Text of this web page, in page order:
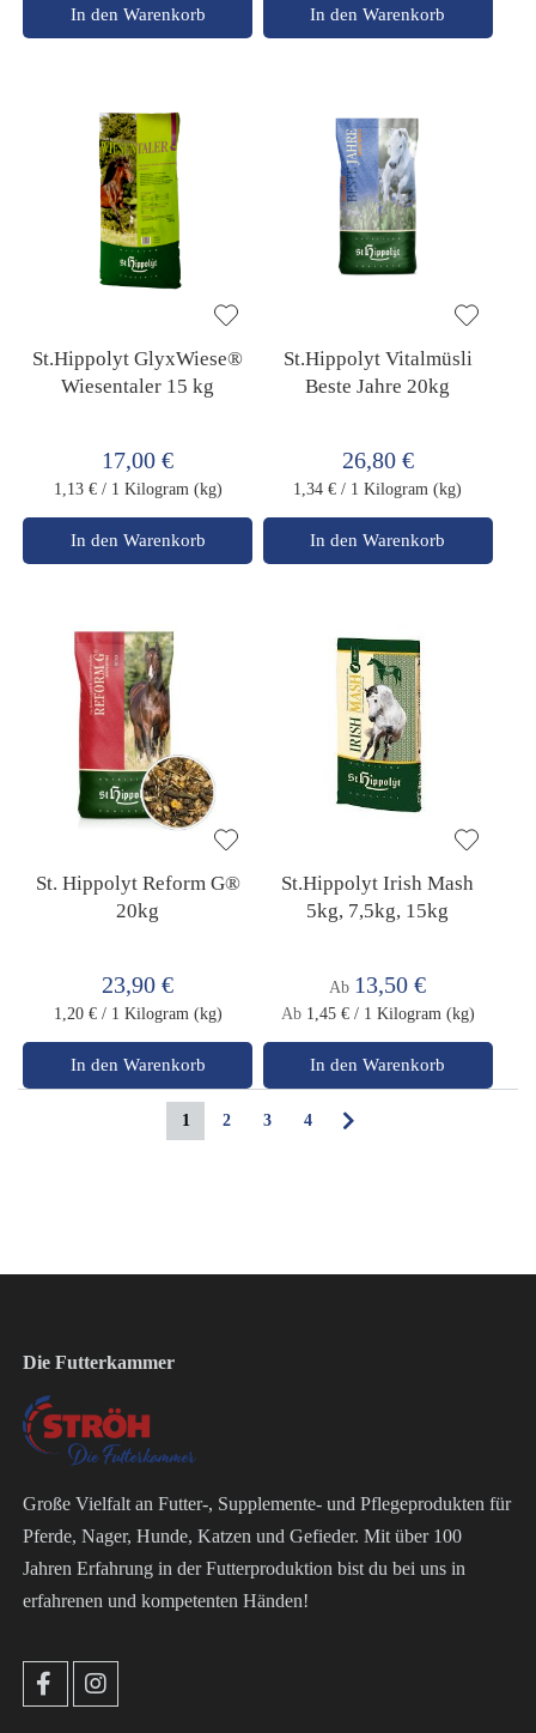
In den Warenkorb In den Warenkorb
St.Hippolyt GlyxWiese®
Wiesentaler 15 kg
17,00 €
1,13 € / 1 Kilogram (kg)
In den Warenkorb
St.Hippolyt Vitalmüsli
Beste Jahre 20kg
26,80 €
1,34 € / 1 Kilogram (kg)
In den Warenkorb
St. Hippolyt Reform G®
20kg
23,90 €
1,20 € / 1 Kilogram (kg)
In den Warenkorb
St.Hippolyt Irish Mash
5kg, 7,5kg, 15kg
Ab 13,50 €
Ab 1,45 € / 1 Kilogram (kg)
In den Warenkorb
SeiteSie lesen gerade die Seite
1 Seite
2 Seite
3 Seite
4
Die Futterkammer
Große Vielfalt an Futter-, Supplemente- und Pflegeprodukten für
Pferde, Nager, Hunde, Katzen und Gefieder. Mit über 100
Jahren Erfahrung in der Futterproduktion bist du bei uns in
erfahrenen und kompetenten Händen!